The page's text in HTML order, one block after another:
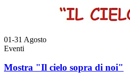
01-31 Agosto
Eventi
Mostra "Il cielo sopra di noi"